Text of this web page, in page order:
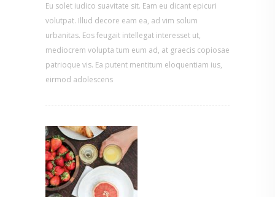
Eu solet iudico suavitate sit. Eam eu dicant epicuri
volutpat. Illud decore eam ea, ad vim solum
urbanitas. Eos feugait intellegat interesset ut,
mediocrem volupta tum eum ad, at graecis copiosae
patrioque vis. Ea putent mentitum eloquentiam ius,
eirmod adolescens